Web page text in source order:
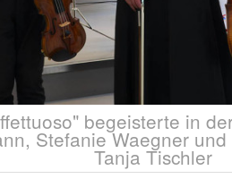
begeisterte in
Stefanie Waegner
Tanja Tischler